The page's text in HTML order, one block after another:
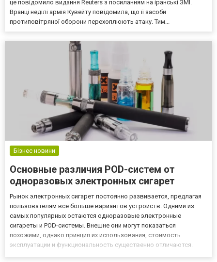
це повідомило видання Reuters з посиланням на іранські ЗМІ.
Вранці неділі армія Кувейту повідомила, що її засоби
протиповітряної оборони перехоплюють атаку. Тим...
Бізнес новини
Основные различия POD-систем от
одноразовых электронных сигарет
Рынок электронных сигарет постоянно развивается, предлагая
пользователям все больше вариантов устройств. Одними из
самых популярных остаются одноразовые электронные
сигареты и POD-системы. Внешне они могут показаться
похожими, однако принцип их использования, стоимость
эксплуатации и функциональность существенно отличаются.